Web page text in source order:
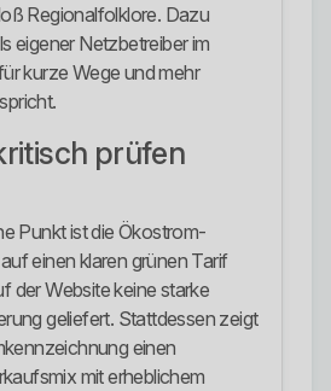
Regionalfolklore. Dazu
eigener Netzbetreiber im
kurze Wege und mehr
prüfen
Punkt ist die Ökostrom-
einen klaren grünen Tarif
der Website keine starke
geliefert. Stattdessen zeigt
einen
mit erheblichem